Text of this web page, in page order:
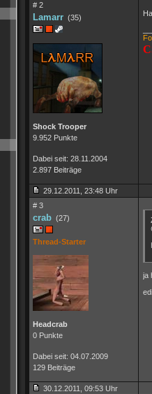
# 2
Lamarr(35)
Shock Trooper
9.952 Punkte
Dabei seit: 28.11.2004
2.897 Beiträge
29.12.2011, 23:48 Uhr
# 3
crab(27)
Thread-Starter
Headcrab
0 Punkte
Dabei seit: 04.07.2009
129 Beiträge
ja
30.12.2011, 09:53 Uhr